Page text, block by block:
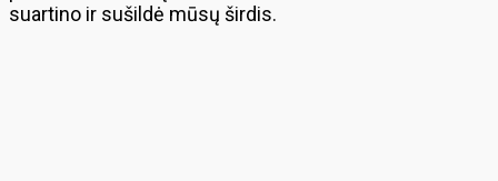
suartino ir sušildė mūsų širdis.